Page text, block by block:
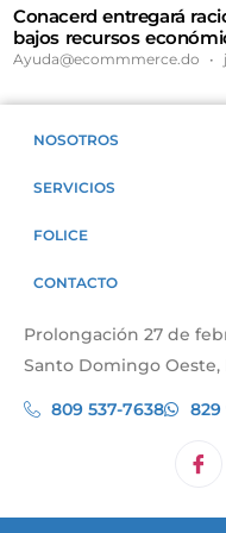
Conacerd entregará
bajos recursos
Ayuda@ecommmerce.do
NOSOTROS
SERVICIOS
FOLICE
CONTACTO
Prolongación 27 de
Santo Domingo
809 537-7638 829